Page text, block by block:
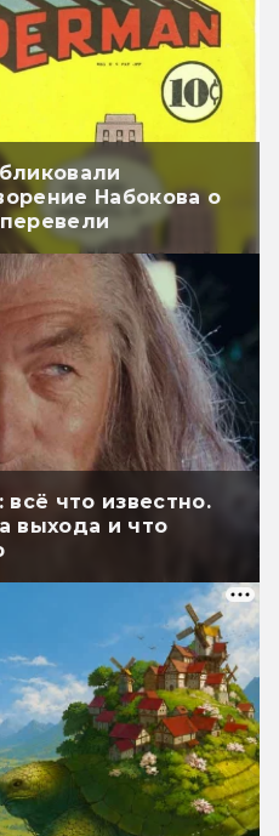
Набокова о
всё что известно.
выхода и что